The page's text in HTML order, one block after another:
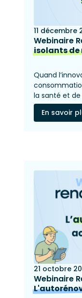
11 décembre
Webinaire
isolants de
Quand
la santé et de
En savoir
21 octobre
Webinaire